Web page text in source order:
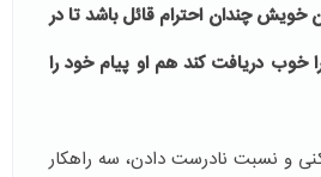
خویش چندان احترام قائل باشد تا در
خوب دریافت کند هم او پیام خود را
و نسبت نادرست دادن، سه راهکار